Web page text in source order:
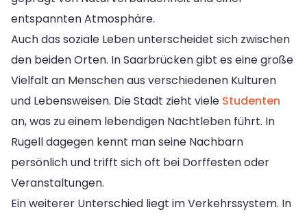
entspannten Atmosphäre.
Auch das soziale Leben unterscheidet sich zwischen
den beiden Orten. In Saarbrücken gibt es eine große
Vielfalt an Menschen aus verschiedenen Kulturen
und Lebensweisen. Die Stadt zieht viele Studenten
an, was zu einem lebendigen Nachtleben führt. In
Rugell dagegen kennt man seine Nachbarn
persönlich und trifft sich oft bei Dorffesten oder
Veranstaltungen.
Ein weiterer Unterschied liegt im Verkehrssystem. In